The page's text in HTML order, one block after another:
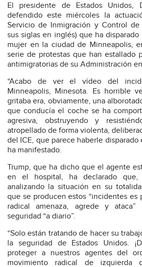
El presidente de Estados Unidos,
defendido este miércoles la
Servicio de Inmigración y Control de
sus siglas en inglés) que ha
mujer en la ciudad de Minneapolis,
serie de protestas que han estallado
antimigratorias de su Administración
“Acabo de ver el vídeo del
Minneapolis, Minesota. Es horrible
gritaba era, obviamente, una
que conducía el coche se ha
agresiva, obstruyendo y
atropellado de forma violenta,
del ICE, que parece haberle disparado
ha manifestado.
Trump, que ha dicho que el agente
en el hospital, ha declarado que,
analizando la situación en su
que se producen estos “incidentes es
radical amenaza, agrede y
seguridad “a diario”.
“Solo están tratando de hacer su
la seguridad de Estados Unidos.
proteger a nuestros agentes del
movimiento radical de izquierda